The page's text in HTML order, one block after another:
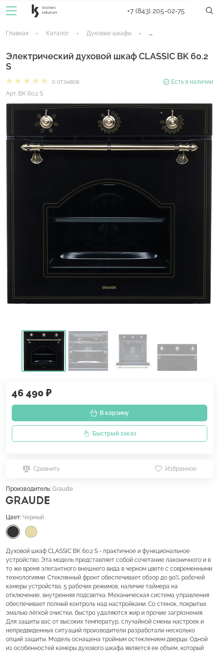
+7 (843) 205-02-75
Главная Каталог Духовые шкафы Электрические
Электрический духовой шкаф CLASSIC BK 60.2
S
0 отзывов
Есть в наличии
Арт. BK 60.2 S
46 490 ₽
В корзину
Быстрый заказ
Сравнить Избранное
Производитель: Graude
Цвет: Черный
Духовой шкаф CLASSIC BK 60.2 S - практичное и функциональное
устройство. Эта модель представляет собой сочетание лаконичного и в
то же время элегантного внешнего вида в черном цвете с современными
технологиями. Стеклянный фронт обеспечивает обзор до 90% рабочей
камеры устройства. 5 рабочих режимов, наличие таймера на
отключение, внутренняя подсветка. Механическая система управления
обеспечивает полный контроль над настройками. Со стенок, покрытых
эмалью лёгкой очистки, быстро удаляются жир и прочие загрязнения.
Для защиты вас от высоких температур, случайной смены настроек и
непредвиденных ситуаций производители разработали несколько
опций защиты. Модель оснащена тройным остеклением дверцы. Одной
из особенностей камеры духового шкафа является ее объем, который